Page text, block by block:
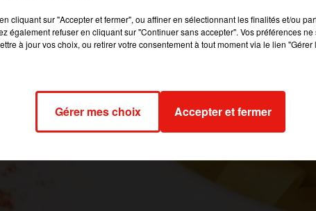
faible en apport glycémique. Résultat, les participants ont tous
à la fin de l’expérimentation.
donc nos amis, tant qu’on n’abuse pas trop des sauces
n’est constitué que de pâtes, c’est évident. Les
très efficaces pendant un régime.
cliquant sur "Accepter et fermer", ou affiner en sélectionnant les finalités et/ou
également refuser en cliquant sur "Continuer sans accepter". Vos préférences
à jour vos choix, ou retirer votre consentement à tout moment via le lien
Gérer mes choix Accepter et fermer